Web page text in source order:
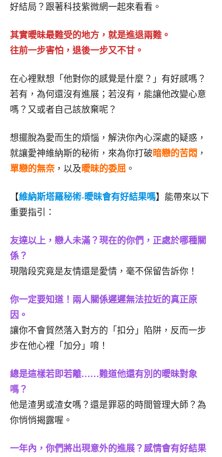
好結局？跟著科技紫微網一起來看看。
其實曖昧最難受的地方，就是進退兩難。
往前一步害怕，退後一步又不甘。
在心裡默想「他對你的感覺是什麼？」有好感嗎？
若有，為何還沒有進展；若沒有，能讓他改變心意
嗎？又或者自己該放棄呢？
想擺脫為愛而生的煩惱，解決你內心深處的疑惑，
就讓愛神維納斯的秘術，來為你打破 暗戀的苦悶 ，
單戀的無奈，以及 曖昧的委屈 。
【維納斯塔羅秘術-曖昧會有好結果嗎】能帶來以下
重要指引：
友達以上，戀人未滿？現在的你們，正處於哪種關
係？
現階段究竟是友情還是愛情，毫不保留告訴你！
你一定要知道！兩人關係遲遲無法拉近的真正原
因。
讓你不會貿然落入對方的「扣分」陷阱，反而一步
步在他心裡「加分」唷！
總是這樣若即若離……難道他還有別的曖昧對象
嗎？
他是渣男或渣女嗎？還是罪惡的時間管理大師？為
你悄悄揭露喔。
一年內，你們將出現意外的進展？感情會有好結果